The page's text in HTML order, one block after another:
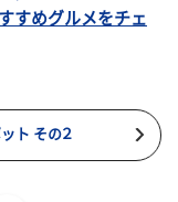
すめグルメをチェ
ト その２